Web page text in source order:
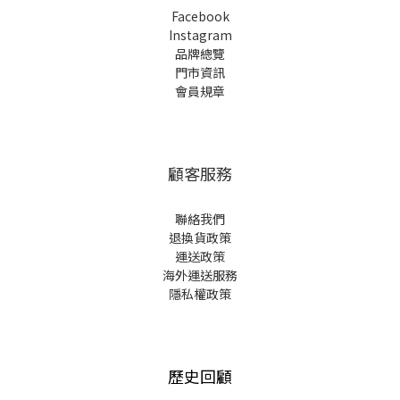
Facebook
Instagram
品牌總覽
門市資訊
會員規章
顧客服務
聯絡我們
退換貨政策
運送政策
海外運送服務
隱私權政策
歷史回顧